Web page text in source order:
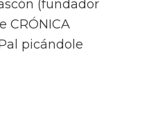
(fundador
CRÓNICA
picándole